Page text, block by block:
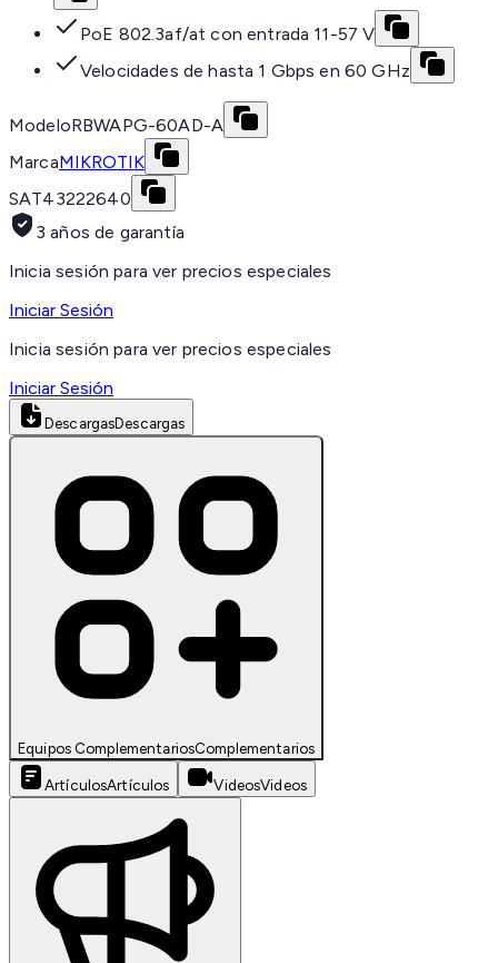
PoE 802.3af/at con entrada 11-57 V
Velocidades de hasta 1 Gbps en 60 GHz
ModeloRBWAPG-60AD-A
MarcaMIKROTIK
SAT43222640
3 años de garantía
Inicia sesión para ver precios especiales
Iniciar Sesión
Inicia sesión para ver precios especiales
Iniciar Sesión
DescargasDescargas
Equipos ComplementariosComplementarios
ArtículosArtículos VideosVideos